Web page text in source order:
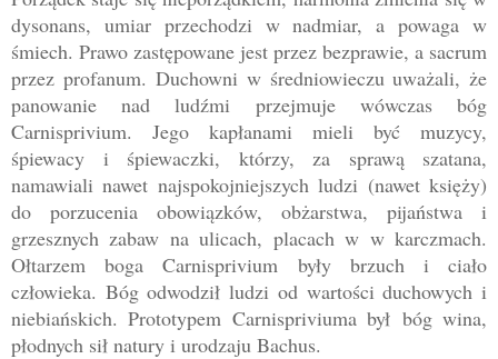
dysonans, umiar przechodzi w nadmiar, a powaga w
śmiech. Prawo zastępowane jest przez bezprawie, a sacrum
przez profanum.Duchowni w średniowieczu uważali, że
panowanie nad ludźmi przejmuje wówczas bóg
Carnisprivium. Jego kapłanami mieli być muzycy,
śpiewacy i śpiewaczki, którzy, za sprawą szatana,
namawiali nawet najspokojniejszych ludzi (nawet księży)
do porzucenia obowiązków, obżarstwa, pijaństwa i
grzesznych zabaw na ulicach, placach w w karczmach.
Ołtarzem boga Carnisprivium były brzuch i ciało
człowieka. Bóg odwodził ludzi od wartości duchowych i
niebiańskich. Prototypem Carnispriviuma był bóg wina,
płodnych sił natury i urodzaju Bachus.